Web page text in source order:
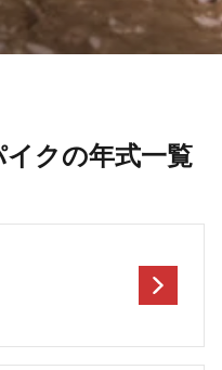
クの年式一覧